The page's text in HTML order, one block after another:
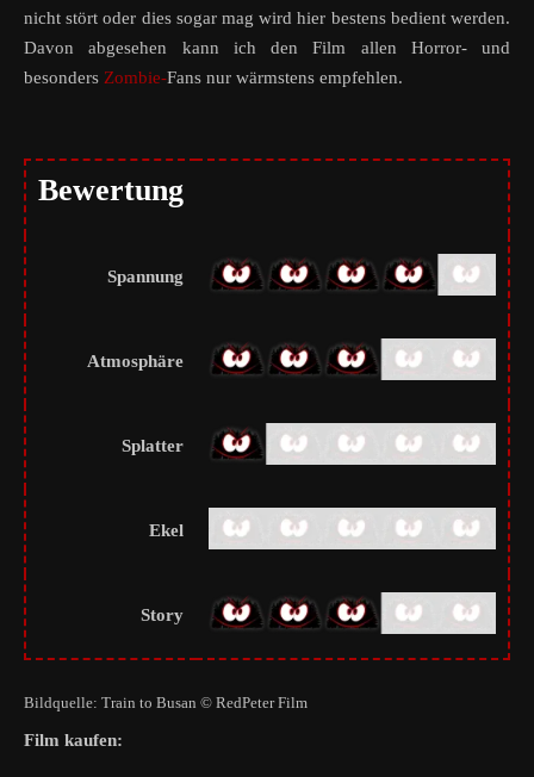
nicht stört oder dies sogar mag wird hier bestens bedient werden.
Davon abgesehen kann ich den Film allen Horror- und
besonders Zombie-Fans nur wärmstens empfehlen.
Bewertung
Spannung
Atmosphäre
Splatter
Ekel
Story
Bildquelle: Train to Busan © RedPeter Film
Film kaufen: